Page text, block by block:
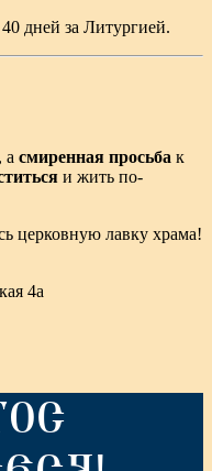
дней за Литургией.
а смиренная просьба к
и жить по-
церковную лавку храма!
4а